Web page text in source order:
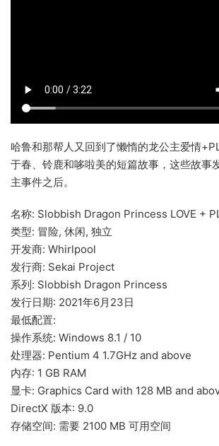
哈鲁和那帮人又回到了懒惰的龙公主爱情
于春、铃鹿和哆啦美的短篇故事，这些故事
主事件之后。
名称: Slobbish Dragon Princess LOVE +
类型: 冒险, 休闲, 独立
开发商: Whirlpool
发行商: Sekai Project
系列: Slobbish Dragon Princess
发行日期: 2021年6月23日
最低配置:
操作系统: Windows 8.1 / 10
处理器: Pentium 4 1.7GHz and above
内存: 1 GB RAM
显卡: Graphics Card with 128 MB and
DirectX 版本: 9.0
存储空间: 需要 2100 MB 可用空间